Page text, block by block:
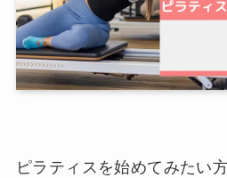
ピラティスを始めてみたい方